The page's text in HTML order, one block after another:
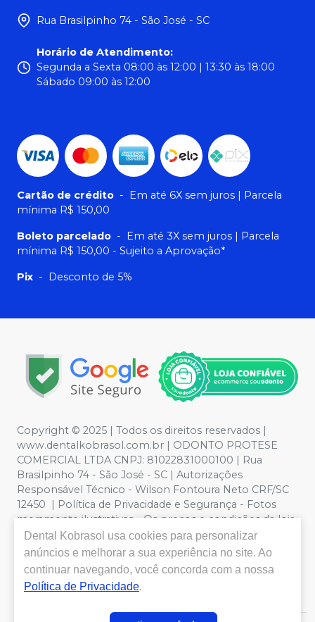
Rua Brasilpinho 74 - São José - SC
Horário de Atendimento:
Segunda a Sexta 08:00 às 12:00 | 13:30 às 18:00
Sábado 09:00 às 12:00
Cartão de crédito - Em até 6X sem juros | Parcela
mínima R$ 150,00
Boleto parcelado - Em até 3X sem juros | Parcela
mínima R$ 150,00 - Sujeito a Aprovação*
Pix - Desconto de 5%
Copyright © 2025 | Todos os direitos reservados |
www.dentalkobrasol.com.br | ODONTO PROTESE
COMERCIAL LTDA CNPJ: 81022831000100 | Rua
Brasilpinho 74 - São José - SC | Autorizações
Responsável Técnico - Wilson Fontoura Neto CRF/SC
12450 | Política de Privacidade e Segurança - Fotos
meramente ilustrativas - Os preços e condições da loja
virtual estão sujeitos a alterações. Em caso de
divergência de preços no site, o valor válido é o do
Carrinho de Compra. Não vendemos por atacado, por
isso nos reservamos o direito de não atender compras
de grandes volumes pelo site.
Dental Kobrasol usa cookies para personalizar
anúncios e melhorar a sua experiência no site. Ao
continuar navegando, você concorda com a nossa
Política de Privacidade.